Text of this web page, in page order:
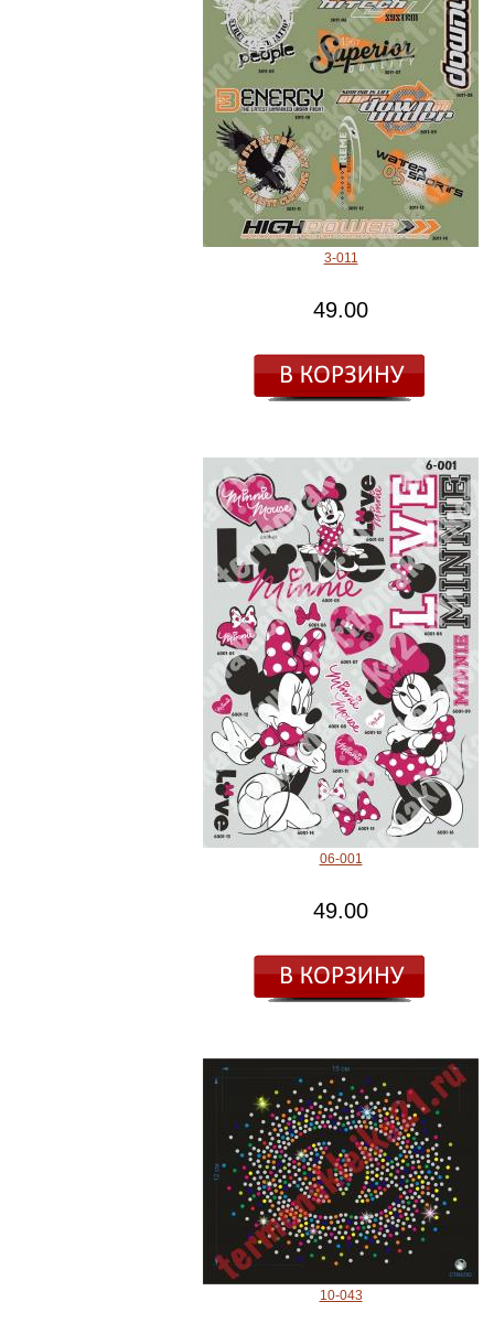
3-011
49.00
06-001
49.00
10-043